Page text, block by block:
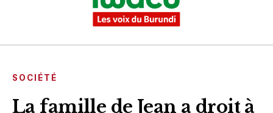
SOCIÉTÉ
La famille de Jean a droit à